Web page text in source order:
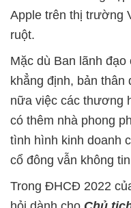
Apple trên thị trường
ruột.
Mặc dù Ban lãnh
khẳng định, bản thân
nữa việc các thương
có thêm nhà phong
tình hình kinh doanh
cổ đông vẫn không
Trong ĐHCĐ 2022